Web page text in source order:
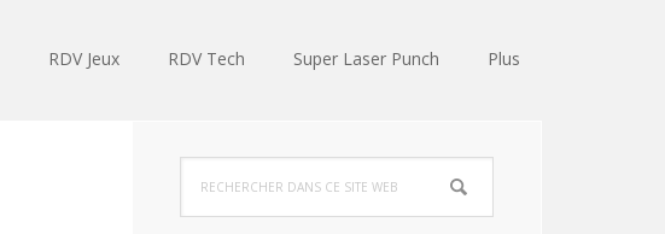
RDV Jeux RDV Tech Super Laser Punch Plus
Barre
latérale
dans
ce